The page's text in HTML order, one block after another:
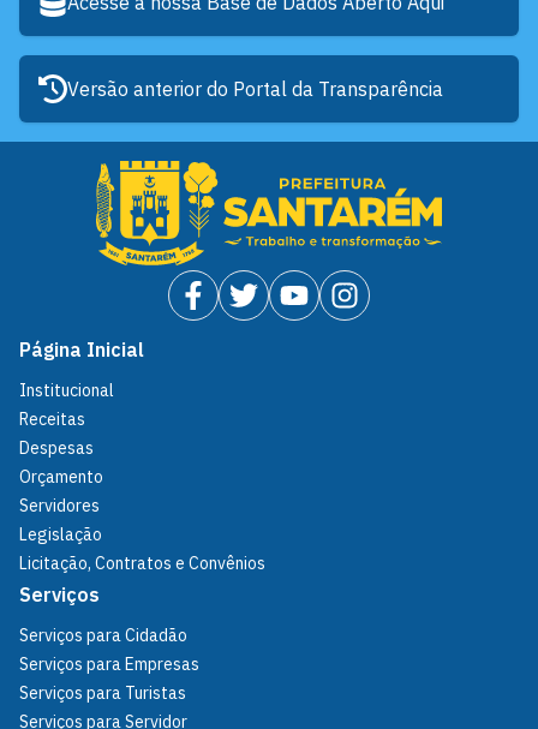
Versão anterior do Portal da Transparência
Página Inicial
Institucional
Receitas
Despesas
Orçamento
Servidores
Legislação
Licitação, Contratos e Convênios
Serviços
Serviços para Cidadão
Serviços para Empresas
Serviços para Turistas
Serviços para Servidor